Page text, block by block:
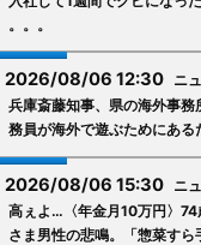
。。。
2026/08/06 12:30ニュ
兵庫斎藤知事、県の海外事務
務員が海外で遊ぶためにある
2026/08/06 15:30ニュ
高ぇよ…〈年金月10万円〉74
さま男性の悲鳴。「惣菜すら